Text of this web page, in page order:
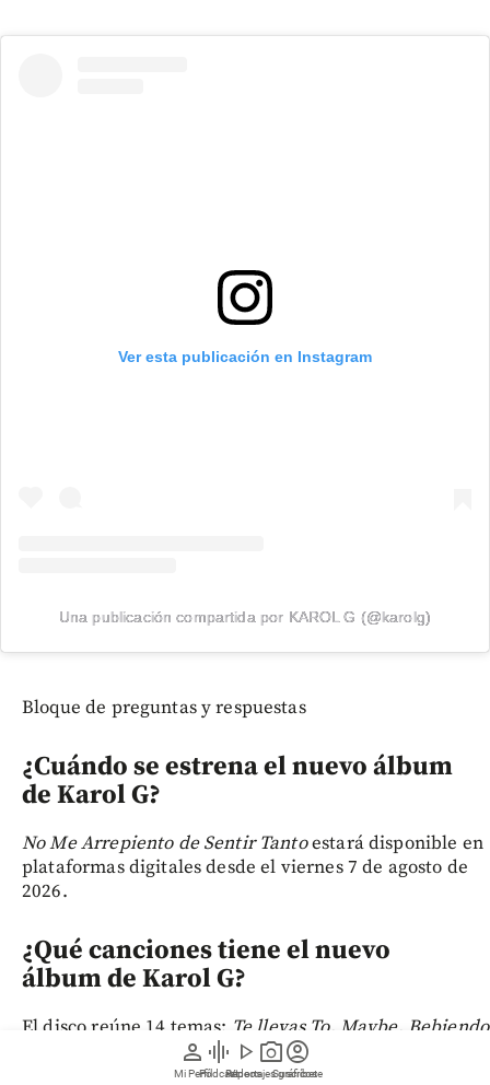
person
Mi Perfil
graphic_eq
Pódcast
play_arrow
Videos
photo_camera
Reportajes gráficos
account_circle
Suscríbete
Ver esta publicación en Instagram
Una publicación compartida por KAROL G (@karolg)
Bloque de preguntas y respuestas
¿Cuándo se estrena el nuevo álbum
de Karol G?
No Me Arrepiento de Sentir Tantoestará disponible en
plataformas digitales desde el viernes 7 de agosto de
2026.
¿Qué canciones tiene el nuevo
álbum de Karol G?
El disco reúne 14 temas: Te llevas To, Maybe, Bebiendo
lágrimas, Ahí, Final feliz, Still, Alguien que te amaba,
Matadora, For U My Love, Si lo ven, Bby Wow, ¿Con